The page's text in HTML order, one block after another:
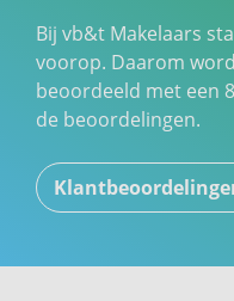
Bij vb&t Makelaars
voorop. Daarom
beoordeeld met een
de beoordelingen.